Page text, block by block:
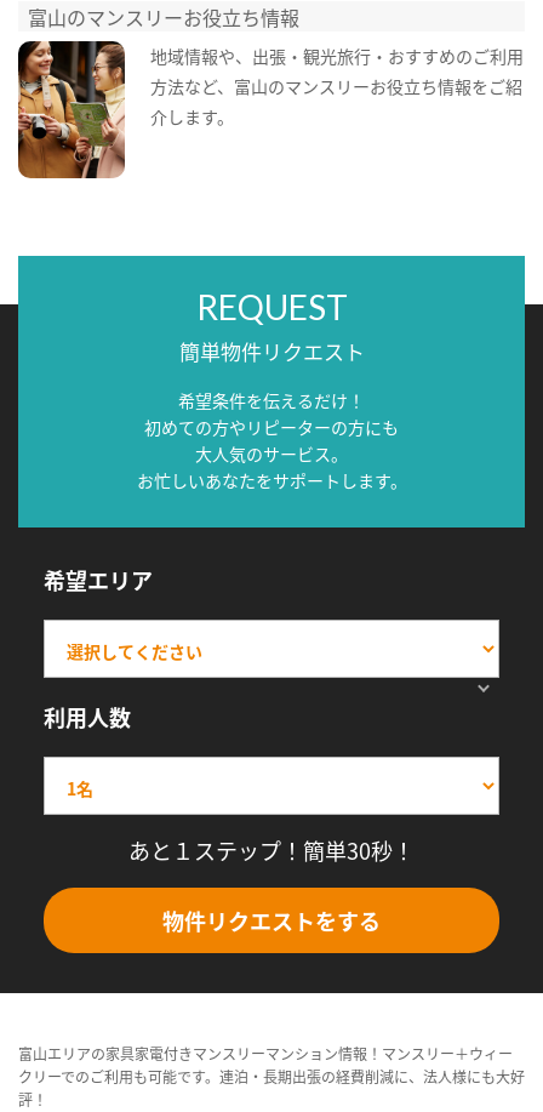
富山のマンスリーお役立ち情報
地域情報や、出張・観光旅行・おすすめのご利用
方法など、富山のマンスリーお役立ち情報をご紹
介します。
REQUEST
簡単物件リクエスト
希望条件を伝えるだけ！
初めての方やリピーターの方にも
大人気のサービス。
お忙しいあなたをサポートします。
希望エリア
利用人数
あと１ステップ！簡単30秒！
物件リクエストをする
富山エリアの家具家電付きマンスリーマンション情報！マンスリー＋ウィー
クリーでのご利用も可能です。連泊・長期出張の経費削減に、法人様にも大好
評！